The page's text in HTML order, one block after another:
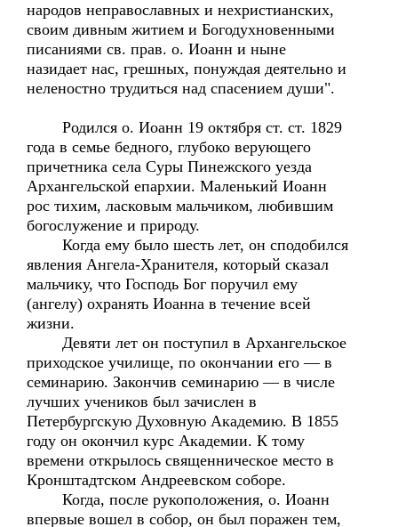
народов неправославных и нехристианских,
своим дивным житием и Богодухновенными
писаниями св. прав. о. Иоанн и ныне
назидает нас, грешных, понуждая деятельно и
неленостно трудиться над спасением души".
Родился о. Иоанн 19 октября ст. ст. 1829
года в семье бедного, глубоко верующего
причетника села Суры Пинежского уезда
Архангельской епархии. Маленький Иоанн
рос тихим, ласковым мальчиком, любившим
богослужение и природу.
Когда ему было шесть лет, он сподобился
явления Ангела-Хранителя, который сказал
мальчику, что Господь Бог поручил ему
(ангелу) охранять Иоанна в течение всей
жизни.
Девяти лет он поступил в Архангельское
приходское училище, по окончании его — в
семинарию. Закончив семинарию — в числе
лучших учеников был зачислен в
Петербургскую Духовную Академию. В 1855
году он окончил курс Академии. К тому
времени открылось священническое место в
Кронштадтском Андреевском соборе.
Когда, после рукоположения, о. Иоанн
впервые вошел в собор, он был поражен тем,